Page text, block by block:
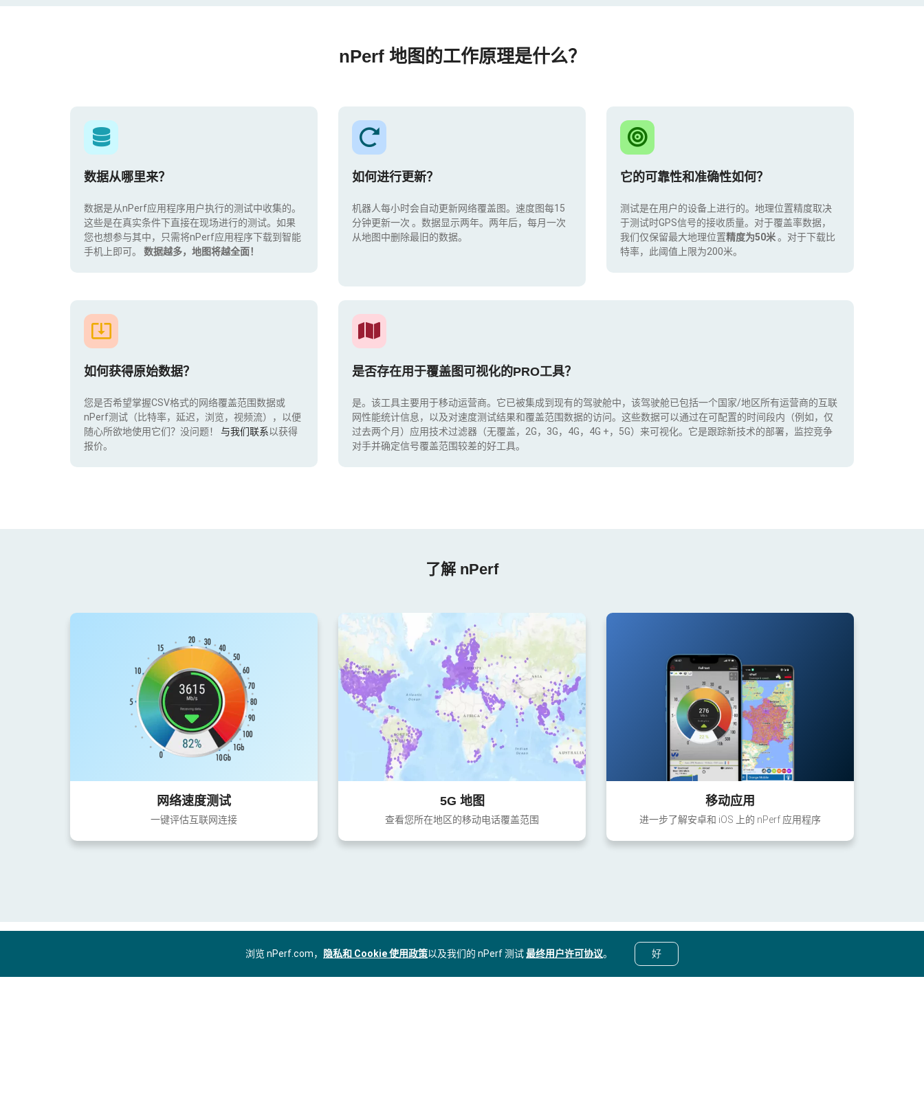
nPerf 地图的工作原理是什么？
数据从哪里来？
数据是从nPerf应用程序用户执行的测试中收集的。
这些是在真实条件下直接在现场进行的测试。如果
您也想参与其中，只需将nPerf应用程序下载到智能
手机上即可。 数据越多，地图将越全面！
如何进行更新？
机器人每小时会自动更新网络覆盖图。速度图每15
分钟更新一次 。数据显示两年。两年后，每月一次
从地图中删除最旧的数据。
它的可靠性和准确性如何？
测试是在用户的设备上进行的。地理位置精度取决
于测试时GPS信号的接收质量。对于覆盖率数据，
我们仅保留最大地理位置精度为50米。对于下载比
特率，此阈值上限为200米。
如何获得原始数据？
您是否希望掌握CSV格式的网络覆盖范围数据或
nPerf测试（比特率，延迟，浏览，视频流），以便
随心所欲地使用它们？没问题！ 与我们联系以获得
报价。
是否存在用于覆盖图可视化的PRO工具？
是。该工具主要用于移动运营商。它已被集成到现有的驾驶舱中，该驾驶舱已包括一个国家/地区所有运营商的互联
网性能统计信息，以及对速度测试结果和覆盖范围数据的访问。这些数据可以通过在可配置的时间段内（例如，仅
过去两个月）应用技术过滤器（无覆盖，2G，3G，4G，4G +，5G）来可视化。它是跟踪新技术的部署，监控竞争
对手并确定信号覆盖范围较差的好工具。
了解 nPerf
网络速度测试
一键评估互联网连接
5G 地图
查看您所在地区的移动电话覆盖范围
移动应用
进一步了解安卓和 iOS 上的 nPerf 应用程序
浏览 nPerf.com， 隐私和 Cookie 使用政策以及我们的 nPerf 测试最终用户许可协议。 好